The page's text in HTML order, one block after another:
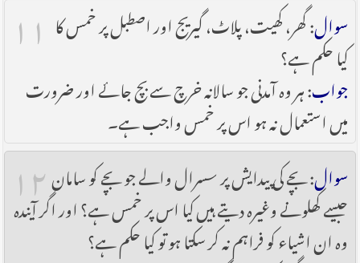
۱۱ سوال: گھر، کھیت، پلاٹ، گیریج اور اصطبل پر خمس کا
کیا حکم ہے؟
جواب
: ہر وہ آمدنی جو سالانہ خرچ سے بچ جائے اور ‎ضرورت
میں استعمال نہ ہو اس پر خمس واجب ہے۔
۱۲ سوال: بچے کی پیدایش پر سسرال والے جو بچے کو سامان
جیسے کھلونے وغیرہ دیتے ہیں کیا اس پر خمس ہے؟ اور اگر آیندہ
وہ ان اشیاء کو فراہم نہ کر سکتا ہو تو کیا حکم ہے؟